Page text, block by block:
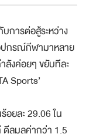
การต่อสู้ระหว่าง
ปกรณ์กีฬามาหลาย
ลังค่อยๆ ขยับทีละ
Sports’
ยละ 29.06 ใน
ลมูลค่ากว่า 1.5